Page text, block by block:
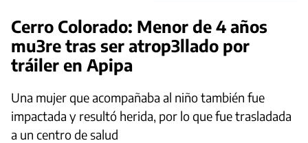
Cerro Colorado: Menor de 4 años
mu3re tras ser atrop3llado por
tráiler en Apipa
Una mujer que acompañaba al niño también fue
impactada y resultó herida, por lo que fue trasladada
a un centro de salud